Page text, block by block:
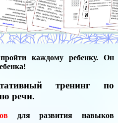
каждому ребенку. Он
тренинг по
речи.
для развития навыков